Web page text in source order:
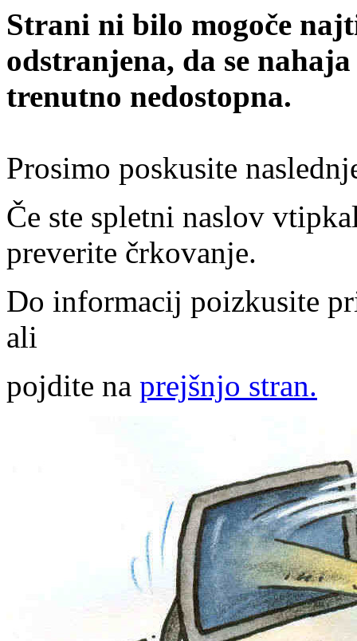
Strani ni bilo mogoče
odstranjena, da se
trenutno nedostopna.
Prosimo poskusite
Če ste spletni naslov
preverite črkovanje.
Do informacij poizkusite
ali
pojdite na prejšnjo stran.